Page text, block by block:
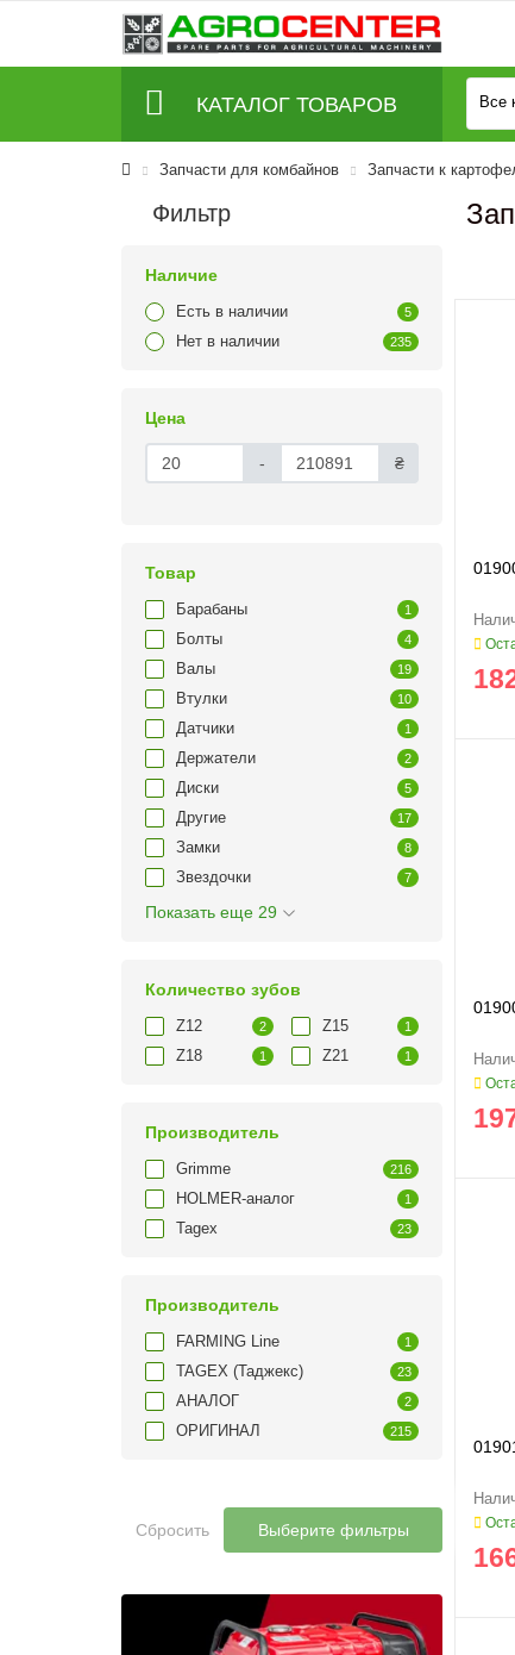
КАТАЛОГ ТОВАРОВ Все
Запчасти для комбайнов Запчасти к
Фильтр
Наличие
Есть в наличии 5
Нет в наличии 235
Цена
- ₴
Товар
Барабаны 1
Болты 4
Валы 19
Втулки 10
Датчики 1
Держатели 2
Диски 5
Другие 17
Замки 8
Звездочки 7
Показать еще 29
Количество зубов
Z12 2 Z15 1
Z18 1 Z21 1
Производитель
Grimme 216
HOLMER-аналог 1
Tagex 23
Производитель
FARMING Line 1
TAGEX (Таджекс) 23
АНАЛОГ 2
ОРИГИНАЛ 215
Сбросить Выберите фильтры